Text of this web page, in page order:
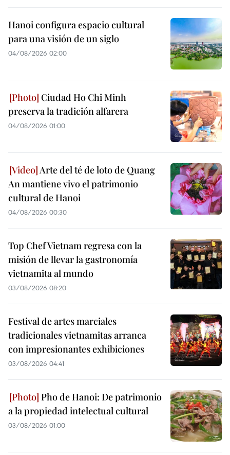
Hanoi configura espacio cultural
para una visión de un siglo
04/08/2026 02:00
Ciudad Ho Chi Minh
preserva la tradición alfarera
04/08/2026 01:00
Arte del té de loto de Quang
An mantiene vivo el patrimonio
cultural de Hanoi
04/08/2026 00:30
Top Chef Vietnam regresa con la
misión de llevar la gastronomía
vietnamita al mundo
03/08/2026 08:20
Festival de artes marciales
tradicionales vietnamitas arranca
con impresionantes exhibiciones
03/08/2026 04:41
Pho de Hanoi: De patrimonio
a la propiedad intelectual cultural
03/08/2026 01:00